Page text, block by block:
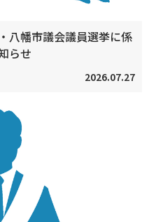
八幡市議会議員選挙に係
らせ
2026.07.27